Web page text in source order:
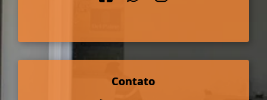
Contato